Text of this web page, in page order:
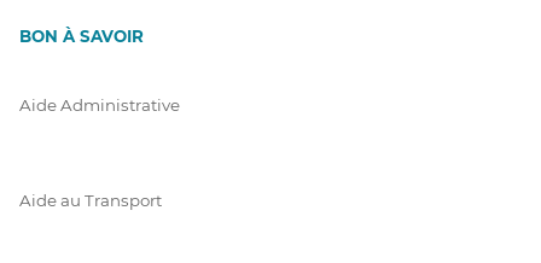
BON À SAVOIR
Aide Administrative
Aide au Transport